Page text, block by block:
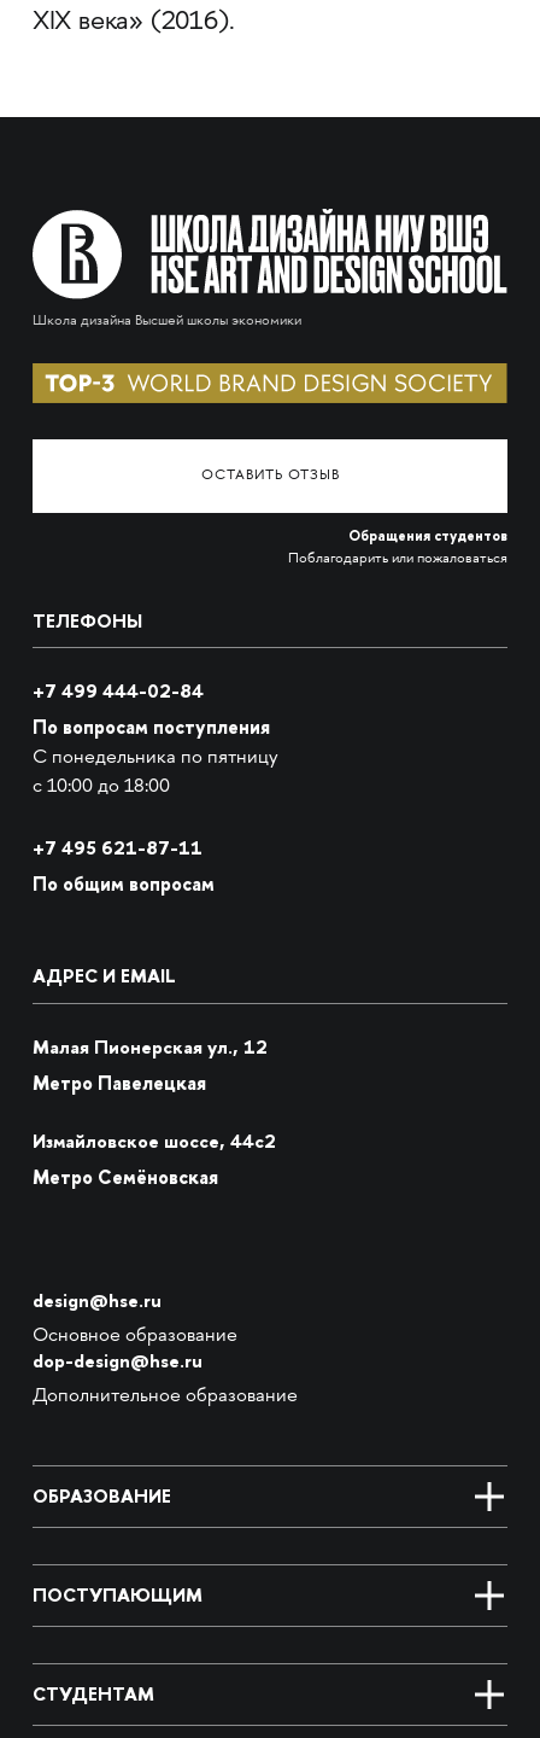
XIX века» (2016).
Школа дизайна Высшей школы экономики
ОСТАВИТЬ ОТЗЫВ
Обращения студентов
Поблагодарить или пожаловаться
ТЕЛЕФОНЫ
+7 499 444-02-84
По вопросам поступления
С понедельника по пятницу
с 10:00 до 18:00
+7 495 621-87-11
По общим вопросам
АДРЕС И EMAIL
Малая Пионерская ул., 12
Метро Павелецкая
Измайловское шоссе, 44с2
Метро Семёновская
design@hse.ru
Основное образование
dop-design@hse.ru
Дополнительное образование
ОБРАЗОВАНИЕ
ПОСТУПАЮЩИМ
СТУДЕНТАМ